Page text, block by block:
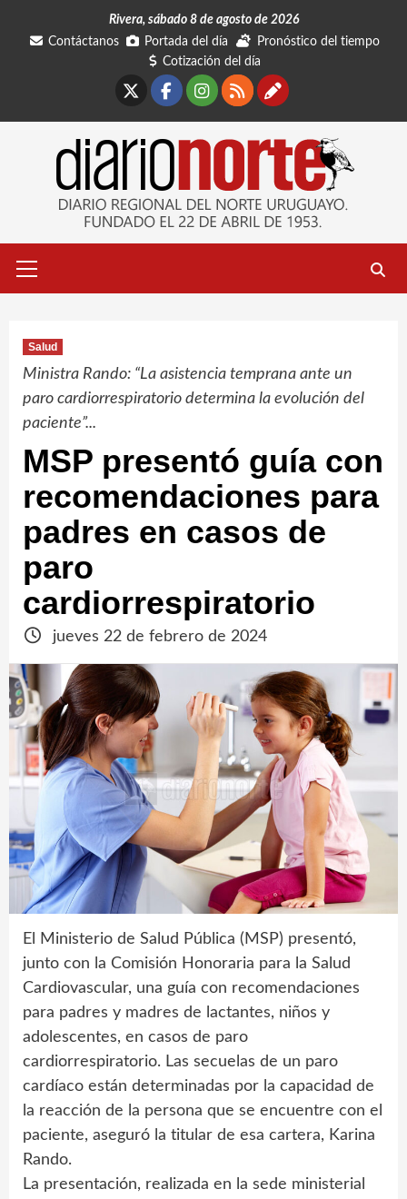
Rivera, sábado 8 de agosto de 2026
Contáctanos
Portada del día
Pronóstico del tiempo
Cotización del día
Facebook
Instagram
RSSContáctanos
primario
Salud
Ministra Rando: “La asistencia temprana ante un
paro cardiorrespiratorio determina la evolución del
paciente”...
MSP presentó guía con
recomendaciones para
padres en casos de
paro
cardiorrespiratorio
jueves 22 de febrero de 2024
El Ministerio de Salud Pública (MSP) presentó,
junto con la Comisión Honoraria para la Salud
Cardiovascular, una guía con recomendaciones
para padres y madres de lactantes, niños y
adolescentes, en casos de paro
cardiorrespiratorio. Las secuelas de un paro
cardíaco están determinadas por la capacidad de
la reacción de la persona que se encuentre con el
paciente, aseguró la titular de esa cartera, Karina
Rando.
La presentación, realizada en la sede ministerial